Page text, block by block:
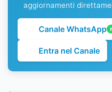
aggiornamenti
Canale WhatsApp
Entra nel Canale